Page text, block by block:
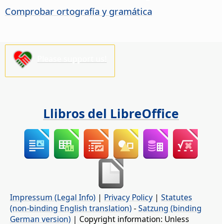
Comprobar ortografía y gramática
Llibros del LibreOffice
Impressum (Legal Info) | Privacy Policy | Statutes
(non-binding English translation) -Satzung (binding
German version) | Copyright information: Unless